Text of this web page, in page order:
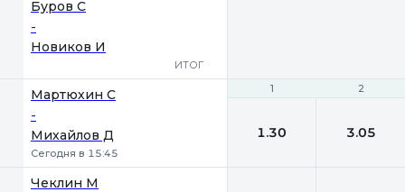
Буров С
-
Новиков И
ИТОГ
1
2
Мартюхин С
-
Михайлов Д
Сегодня в 15:45
1 2
1.30 3.05
Чеклин М